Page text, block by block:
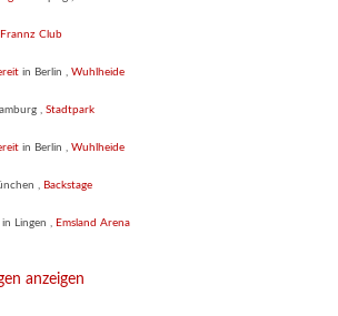
Frannz Club
in Berlin , Wuhlheide
, Stadtpark
in Berlin , Wuhlheide
, Backstage
in Lingen , Emsland Arena
anzeigen